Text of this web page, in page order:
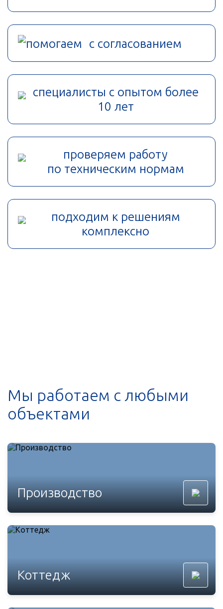
помогаем с согласованием
специалисты с опытом более
10 лет
проверяем работу
по техническим нормам
подходим к решениям
комплексно
Мы работаем с любыми
объектами
Производство
Коттедж